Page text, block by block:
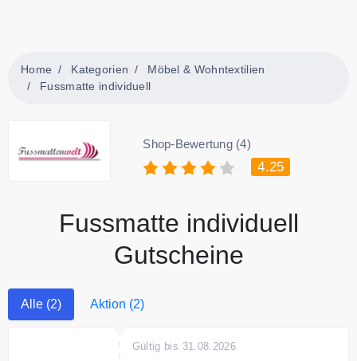
Home Kategorien
Möbel & Wohntextilien
Fussmatte individuell
Shop-Bewertung (4)
4.25
Fussmatte individuell
Gutscheine
Alle (2) Aktion (2)
Gültig bis 31.08.2026